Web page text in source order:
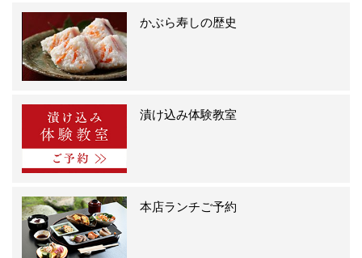
かぶら寿しの歴史
漬け込み体験教室
本店ランチご予約